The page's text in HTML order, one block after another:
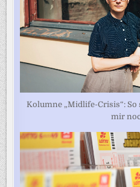
Kolumne „Midlife-Crisis“: So
mir